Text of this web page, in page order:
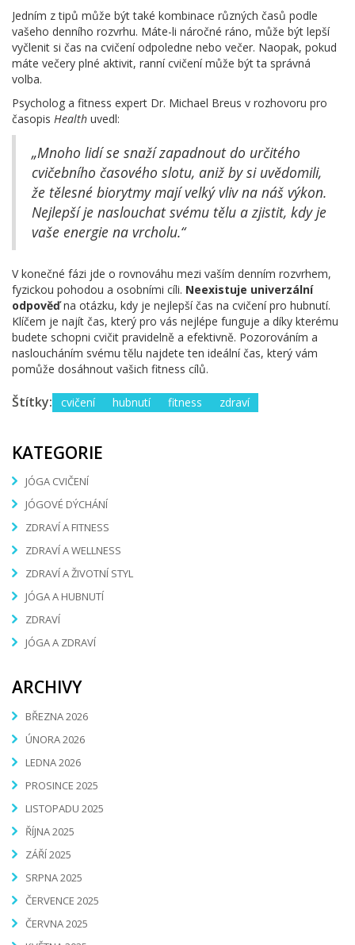
Jedním z tipů může být také kombinace různých časů podle
vašeho denního rozvrhu. Máte-li náročné ráno, může být lepší
vyčlenit si čas na cvičení odpoledne nebo večer. Naopak, pokud
máte večery plné aktivit, ranní cvičení může být ta správná
volba.
Psycholog a fitness expert Dr. Michael Breus v rozhovoru pro
časopis Health uvedl:
„Mnoho lidí se snaží zapadnout do určitého
cvičebního časového slotu, aniž by si uvědomili,
že tělesné biorytmy mají velký vliv na náš výkon.
Nejlepší je naslouchat svému tělu a zjistit, kdy je
vaše energie na vrcholu.“
V konečné fázi jde o rovnováhu mezi vaším denním rozvrhem,
fyzickou pohodou a osobními cíli. Neexistuje univerzální
odpověďna otázku, kdy je nejlepší čas na cvičení pro hubnutí.
Klíčem je najít čas, který pro vás nejlépe funguje a díky kterému
budete schopni cvičit pravidelně a efektivně. Pozorováním a
nasloucháním svému tělu najdete ten ideální čas, který vám
pomůže dosáhnout vašich fitness cílů.
Štítky: cvičení hubnutí fitness zdraví
KATEGORIE
JÓGA CVIČENÍ
JÓGOVÉ DÝCHÁNÍ
ZDRAVÍ A FITNESS
ZDRAVÍ A WELLNESS
ZDRAVÍ A ŽIVOTNÍ STYL
JÓGA A HUBNUTÍ
ZDRAVÍ
JÓGA A ZDRAVÍ
ARCHIVY
BŘEZNA 2026
ÚNORA 2026
LEDNA 2026
PROSINCE 2025
LISTOPADU 2025
ŘÍJNA 2025
ZÁŘÍ 2025
SRPNA 2025
ČERVENCE 2025
ČERVNA 2025